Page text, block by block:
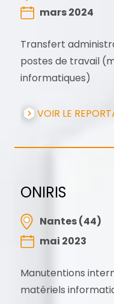
Transfert
postes de travail
informatiques)
VOIR LE
mars 2024
ONIRIS
Manutentions
matériels
Nantes (44)
mai 2023